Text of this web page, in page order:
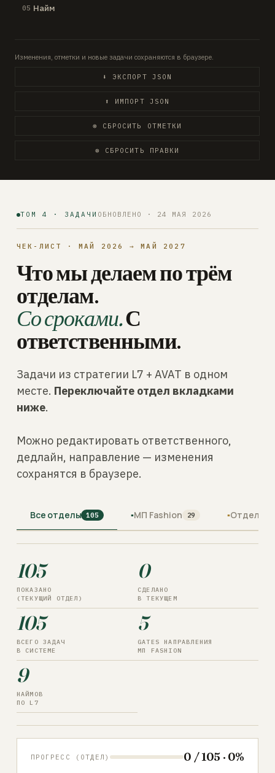
05 Найм
Изменения, отметки и новые задачи сохраняются в браузере.
⬇ ЭКСПОРТ JSON
⬆ ИМПОРТ JSON
⊗ СБРОСИТЬ ОТМЕТКИ
⊗ СБРОСИТЬ ПРАВКИ
ТОМ 4 · ЗАДАЧИ ОБНОВЛЕНО · 24 МАЯ 2026
ЧЕК-ЛИСТ · МАЙ 2026 → МАЙ 2027
Что мы делаем по трём
отделам.
Со сроками.С
ответственными.
Задачи из стратегии L7 + AVAT в одном
месте. Переключайте отдел вкладками
ниже.
Можно редактировать ответственного,
дедлайн, направление — изменения
сохранятся в браузере.
Все отделы 105 ▪МП Fashion 29 ▪Отдел
105
ПОКАЗАНО
(ТЕКУЩИЙ ОТДЕЛ)
0
СДЕЛАНО
В ТЕКУЩЕМ
105
ВСЕГО ЗАДАЧ
В СИСТЕМЕ
5
GATES НАПРАВЛЕНИЯ
МП FASHION
9
НАЙМОВ
ПО L7
ПРОГРЕСС (ОТДЕЛ) 0 / 105 · 0%